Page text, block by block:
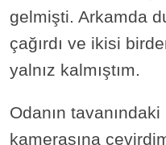
gelmişti. Arkamda
çağırdı ve ikisi
yalnız kalmıştım.
Odanın
kamerasına